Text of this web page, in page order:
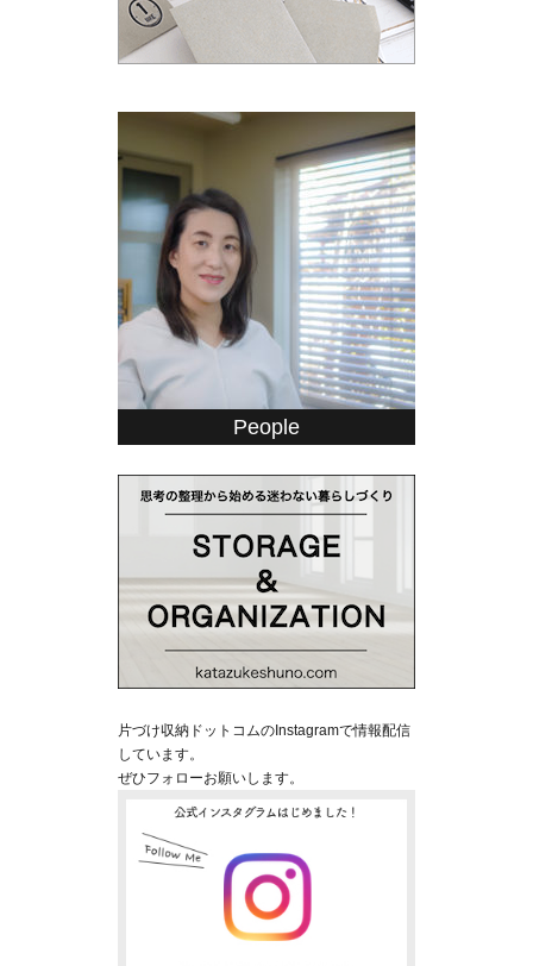
People
片づけ収納ドットコムのInstagramで情報配信
しています。
ぜひフォローお願いします。